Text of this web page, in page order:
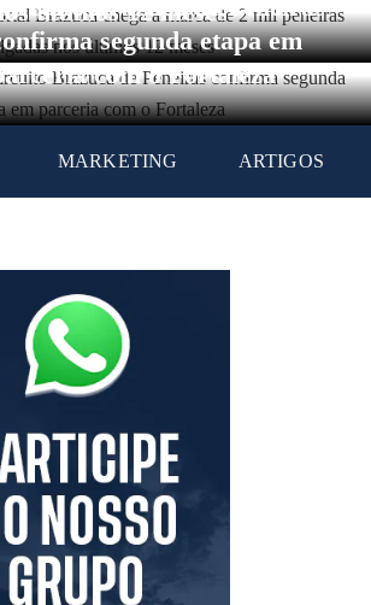
últimos 12 meses
Brazuca de Peneiras
segunda etapa em
com o Fortaleza
MARKETING ARTIGOS